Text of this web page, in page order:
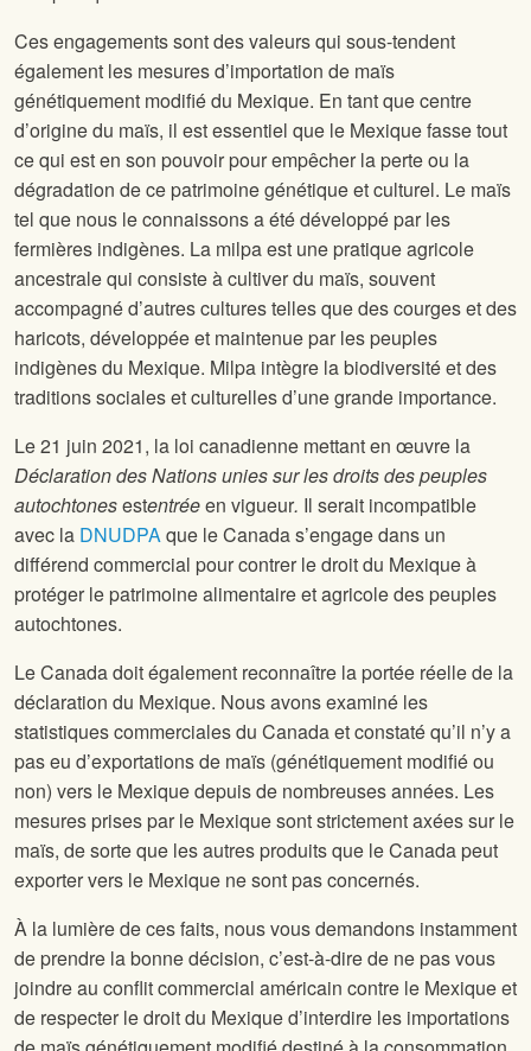
Ces engagements sont des valeurs qui sous-tendent
également les mesures d’importation de maïs
génétiquement modifié du Mexique. En tant que centre
d’origine du maïs, il est essentiel que le Mexique fasse tout
ce qui est en son pouvoir pour empêcher la perte ou la
dégradation de ce patrimoine génétique et culturel. Le maïs
tel que nous le connaissons a été développé par les
fermières indigènes. La milpa est une pratique agricole
ancestrale qui consiste à cultiver du maïs, souvent
accompagné d’autres cultures telles que des courges et des
haricots, développée et maintenue par les peuples
indigènes du Mexique. Milpa intègre la biodiversité et des
traditions sociales et culturelles d’une grande importance.
Le 21 juin 2021, la loi canadienne mettant en œuvre la
Déclaration des Nations unies sur les droits des peuples
autochtonesestentréeen vigueur. Il serait incompatible
avec la DNUDPAque le Canada s’engage dans un
différend commercial pour contrer le droit du Mexique à
protéger le patrimoine alimentaire et agricole des peuples
autochtones.
Le Canada doit également reconnaître la portée réelle de la
déclaration du Mexique. Nous avons examiné les
statistiques commerciales du Canada et constaté qu’il n’y a
pas eu d’exportations de maïs (génétiquement modifié ou
non) vers le Mexique depuis de nombreuses années. Les
mesures prises par le Mexique sont strictement axées sur le
maïs, de sorte que les autres produits que le Canada peut
exporter vers le Mexique ne sont pas concernés.
À la lumière de ces faits, nous vous demandons instamment
de prendre la bonne décision, c’est-à-dire de ne pas vous
joindre au conflit commercial américain contre le Mexique et
de respecter le droit du Mexique d’interdire les importations